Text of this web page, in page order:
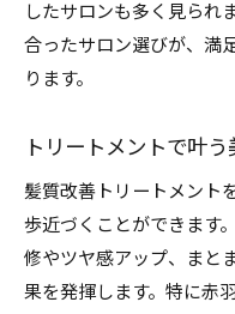
したサロンも多く見られ
合ったサロン選びが、満
ります。
トリートメントで叶
髪質改善トリートメント
歩近づくことができます
修やツヤ感アップ、まと
果を発揮します。特に赤